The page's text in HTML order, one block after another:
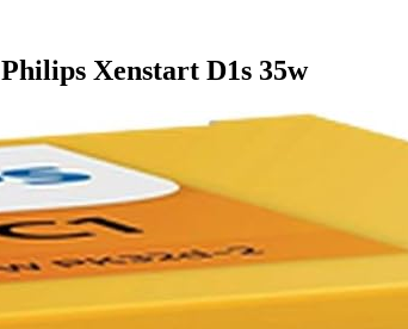
Philips Xenstart D1s 35w